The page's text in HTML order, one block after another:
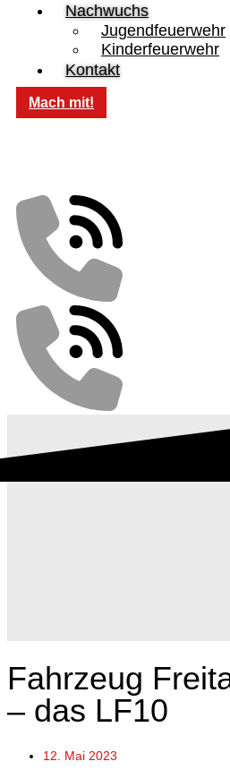
Nachwuchs
Jugendfeuerwehr
Kinderfeuerwehr
Kontakt
Mach mit!
Fahrzeug
– das LF10
12. Mai 2023